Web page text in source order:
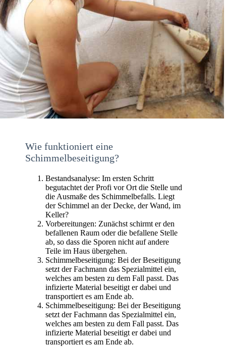
Wie funktioniert eine
Schimmelbeseitigung?
Bestandsanalyse: Im ersten Schritt
begutachtet der Profi vor Ort die Stelle und
die Ausmaße des Schimmelbefalls. Liegt
der Schimmel an der Decke, der Wand, im
Keller?
Vorbereitungen: Zunächst schirmt er den
befallenen Raum oder die befallene Stelle
ab, so dass die Sporen nicht auf andere
Teile im Haus übergehen.
Schimmelbeseitigung: Bei der Beseitigung
setzt der Fachmann das Spezialmittel ein,
welches am besten zu dem Fall passt. Das
infizierte Material beseitigt er dabei und
transportiert es am Ende ab.
Schimmelbeseitigung: Bei der Beseitigung
setzt der Fachmann das Spezialmittel ein,
welches am besten zu dem Fall passt. Das
infizierte Material beseitigt er dabei und
transportiert es am Ende ab.